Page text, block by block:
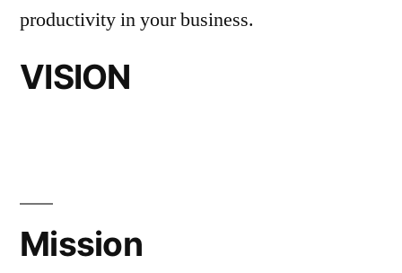
productivity in your business.
VISION
Mission